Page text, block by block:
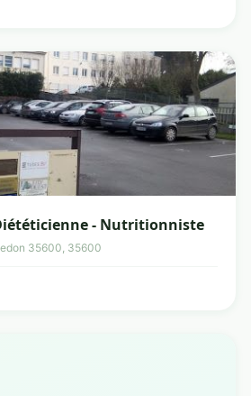
- Nutritionniste
35600, 35600